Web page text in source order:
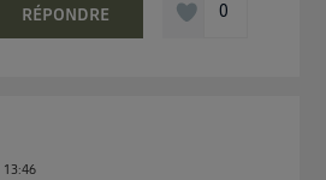
RÉPONDRE 0
13:46